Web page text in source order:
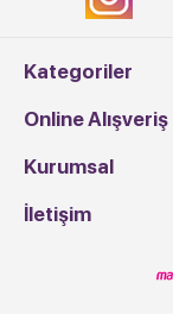
Kategoriler
Online Alışveriş
Kurumsal
İletişim